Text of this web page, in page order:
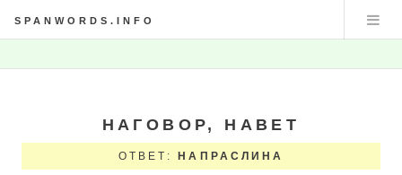
SPANWORDS.INFO
НАГОВОР, НАВЕТ
ОТВЕТ: НАПРАСЛИНА